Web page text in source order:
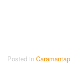
Posted in Caramantap